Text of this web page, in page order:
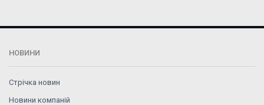
НОВИНИ
Стрічка новин
Новини компаній